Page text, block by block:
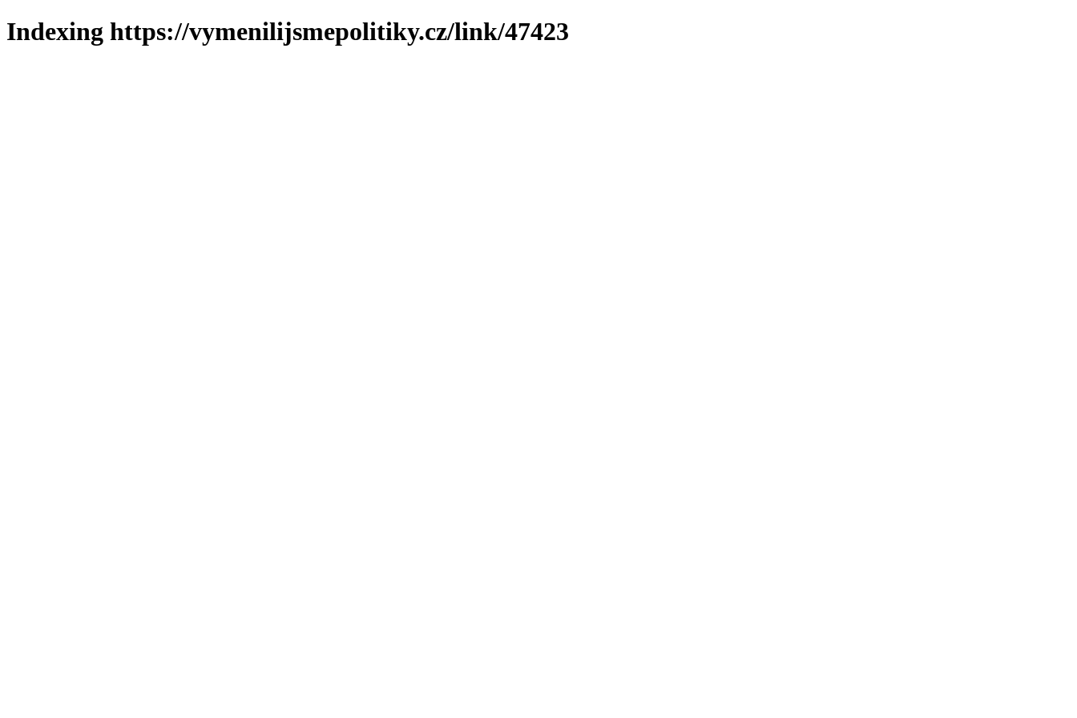
Indexing https://vymenilijsmepolitiky.cz/link/47423